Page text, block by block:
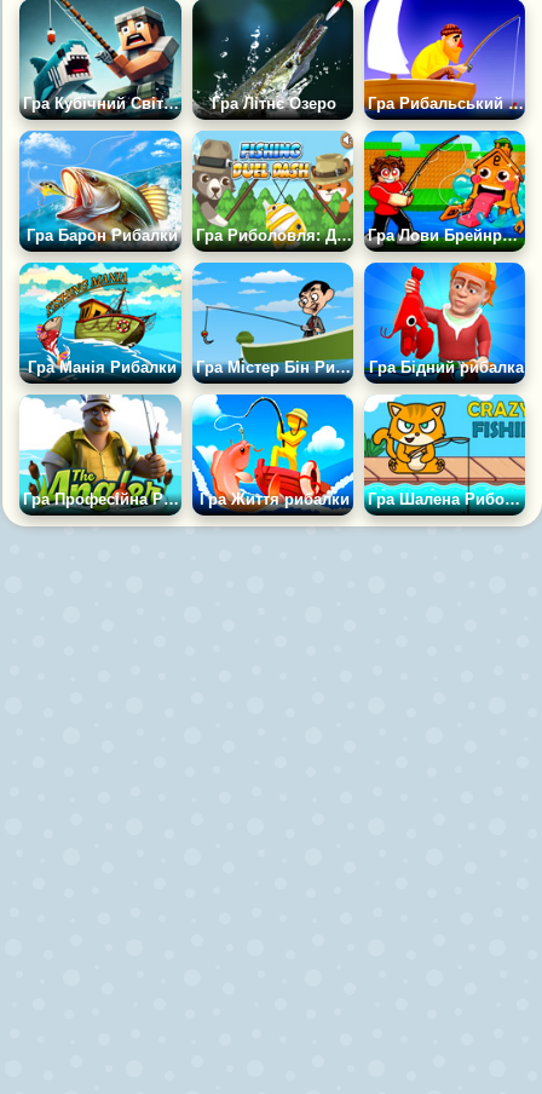
Гра Кубічний Світ Риболовлі Гра Літнє Озеро Гра Рибальський День
Гра Барон Рибалки Гра Риболовля: Дуельний Ривок Гра Лови Брейнротів із Річки
Гра Манія Рибалки Гра Містер Бін Рибалить Гра Бідний рибалка
Гра Професійна Рибалка Гра Життя рибалки Гра Шалена Риболовля